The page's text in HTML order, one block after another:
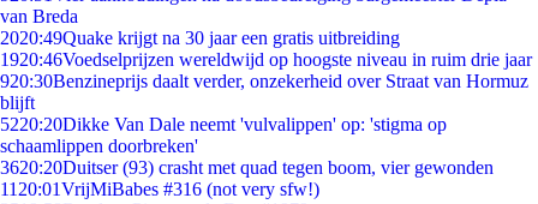
van Breda
2020:49Quake krijgt na 30 jaar een gratis uitbreiding
1920:46Voedselprijzen wereldwijd op hoogste niveau in ruim drie jaar
920:30Benzineprijs daalt verder, onzekerheid over Straat van Hormuz
blijft
5220:20Dikke Van Dale neemt 'vulvalippen' op: 'stigma op
schaamlippen doorbreken'
3620:20Duitser (93) crasht met quad tegen boom, vier gewonden
11 20:01VrijMiBabes #316 (not very sfw!)